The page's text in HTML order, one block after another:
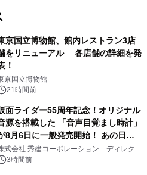
京国立博物館、館内レストラン3店
をリニューアル 各店舗の詳細を発
！
京国立博物館
21時間前
面ライダー55周年記念！オリジナル
源を搭載した 「音声目覚まし時計」
8月6日に一般発売開始！ あの日の
興奮が今甦る
式会社 秀建コーポレーション ディレクト
ートギャラリー
3時間前